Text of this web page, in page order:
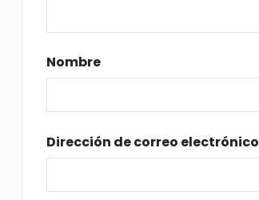
Nombre
Dirección de correo electrónico